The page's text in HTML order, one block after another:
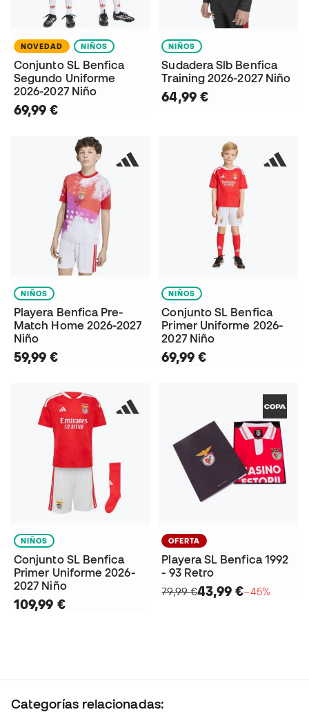
NOVEDAD NIÑOS
Conjunto SL Benfica
Segundo Uniforme
2026-2027 Niño
69,99 €
NIÑOS
Sudadera Slb Benfica
Training 2026-2027 Niño
64,99 €
NIÑOS
Playera Benfica Pre-
Match Home 2026-2027
Niño
59,99 €
NIÑOS
Conjunto SL Benfica
Primer Uniforme 2026-
2027 Niño
69,99 €
NIÑOS
Conjunto SL Benfica
Primer Uniforme 2026-
2027 Niño
109,99 €
OFERTA
Playera SL Benfica 1992
- 93 Retro
79,99 €43,99 €−45%
Categorías relacionadas: